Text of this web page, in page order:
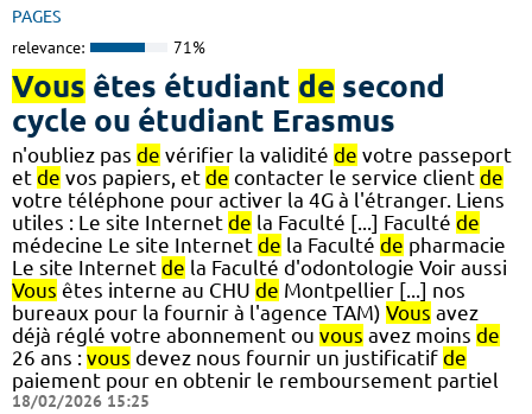
PAGES
relevance: 71%
Vous êtes étudiant de second
cycle ou étudiant Erasmus
n'oubliez pas de vérifier la validité de votre passeport
et de vos papiers, et de contacter le service client de
votre téléphone pour activer la 4G à l'étranger. Liens
utiles : Le site Internet de la Faculté [...] Faculté de
médecine Le site Internet de la Faculté de pharmacie
Le site Internet de la Faculté d'odontologie Voir aussi
Vous êtes interne au CHU de Montpellier [...] nos
bureaux pour la fournir à l'agence TAM) Vous avez
déjà réglé votre abonnement ou vous avez moins de
26 ans : vous devez nous fournir un justificatif de
paiement pour en obtenir le remboursement partiel
18/02/2026 15:25